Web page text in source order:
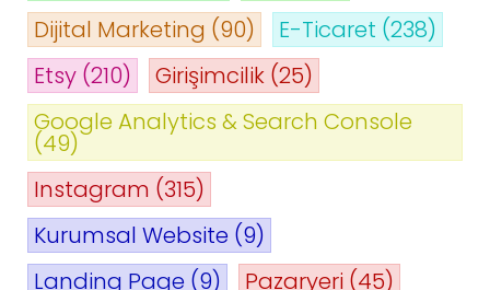
Dijital Marketing (90) E-Ticaret (238)
Etsy (210) Girişimcilik (25)
Google Analytics & Search Console
(49)
Instagram (315)
Kurumsal Website (9)
Landing Page (9) Pazaryeri (45)